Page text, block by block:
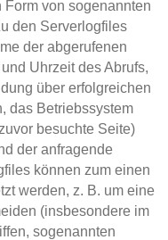
von sogenannten
den Serverlogfiles
der abgerufenen
Uhrzeit des Abrufs,
über erfolgreichen
das Betriebssystem
besuchte Seite)
der anfragende
können zum einen
werden, z. B. um eine
(insbesondere im
sogenannten